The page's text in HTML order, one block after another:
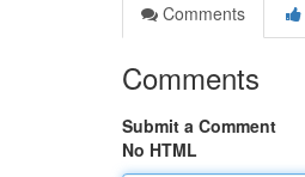
Comments
Comments
Submit a Comment
No HTML